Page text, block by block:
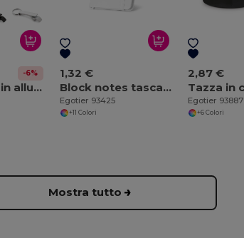
-6%
Portachiavi in alluminio con apribottiglia
1,32 €
Block notes tascabile in PU con pagine lisce
Egotier 93425
+11 Colori
2,87 €
Egotier 93887
+6 Colori
Mostra tutto